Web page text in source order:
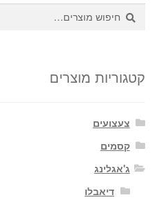
חיפוש
עבור:
חיפוש
קטגוריות מוצרים
צעצועים
קסמים
ג'אגלינג
דיאבלו